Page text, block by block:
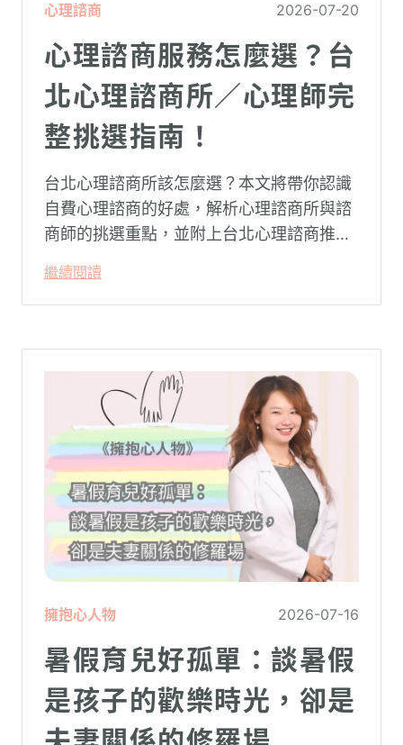
心理諮商 2026-07-20
心理諮商服務怎麼選？台
北心理諮商所／心理師完
整挑選指南！
台北心理諮商所該怎麼選？本文將帶你認識
自費心理諮商的好處，解析心理諮商所與諮
商師的挑選重點，並附上台北心理諮商推薦
理，陪你面對情緒困擾找回生活步調。
繼續閱讀
擁抱心人物 2026-07-16
暑假育兒好孤單：談暑假
是孩子的歡樂時光，卻是